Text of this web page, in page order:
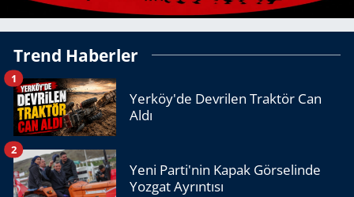
Trend Haberler
Yerköy'de Devrilen Traktör Can
Aldı
1
Yeni Parti'nin Kapak Görselinde
Yozgat Ayrıntısı
2